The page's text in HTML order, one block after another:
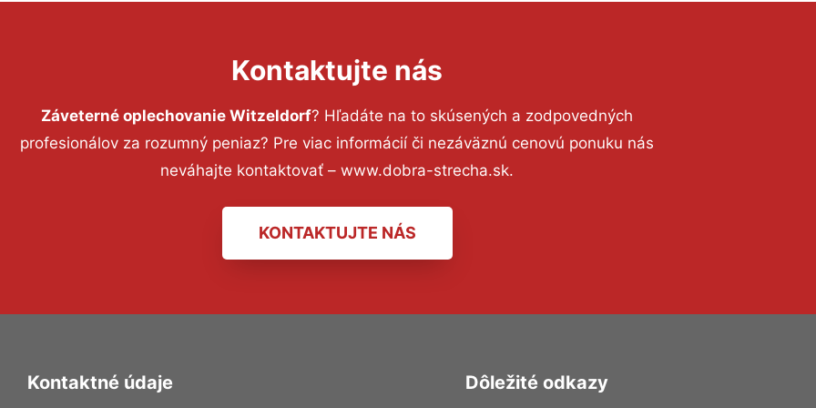
Kontaktujte nás
Záveterné oplechovanie Witzeldorf? Hľadáte na to skúsených a zodpovedných
profesionálov za rozumný peniaz? Pre viac informácií či nezáväznú cenovú ponuku nás
neváhajte kontaktovať – www.dobra-strecha.sk.
KONTAKTUJTE NÁS
Kontaktné údaje Dôležité odkazy